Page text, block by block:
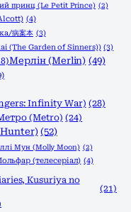
принц (Le Petit Prince) (2)
(4)
病案本 (3)
(The Garden of Sinners)) (3)
Мерлін (Merlin) (49)
Infinity War) (28)
(Metro) (24)
(52)
Мун (Molly Moon) (2)
(телесеріал) (4)
Kusuriya no
(21)